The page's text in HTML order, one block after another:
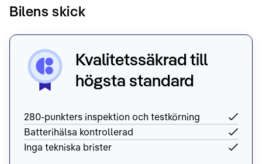
Bilens skick
Kvalitetssäkrad till
högsta standard
280-punkters inspektion och testkörning
Batterihälsa kontrollerad
Inga tekniska brister